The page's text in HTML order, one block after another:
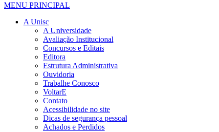
MENU PRINCIPAL
A Unisc
A Universidade
Avaliação Institucional
Concursos e Editais
Editora
Estrutura Administrativa
Ouvidoria
Trabalhe Conosco
VoltarE
Contato
Acessibilidade no site
Dicas de segurança pessoal
Achados e Perdidos